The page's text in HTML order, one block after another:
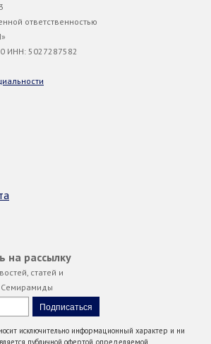
ответственностью
ИНН: 5027287582
на рассылку
статей и
Семирамиды
исключительно информационный характер и ни